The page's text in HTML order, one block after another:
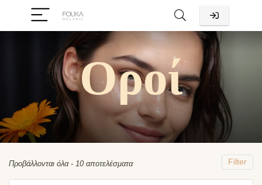
Οροί
Filter
Προβάλλονται όλα - 10 αποτελέσματα